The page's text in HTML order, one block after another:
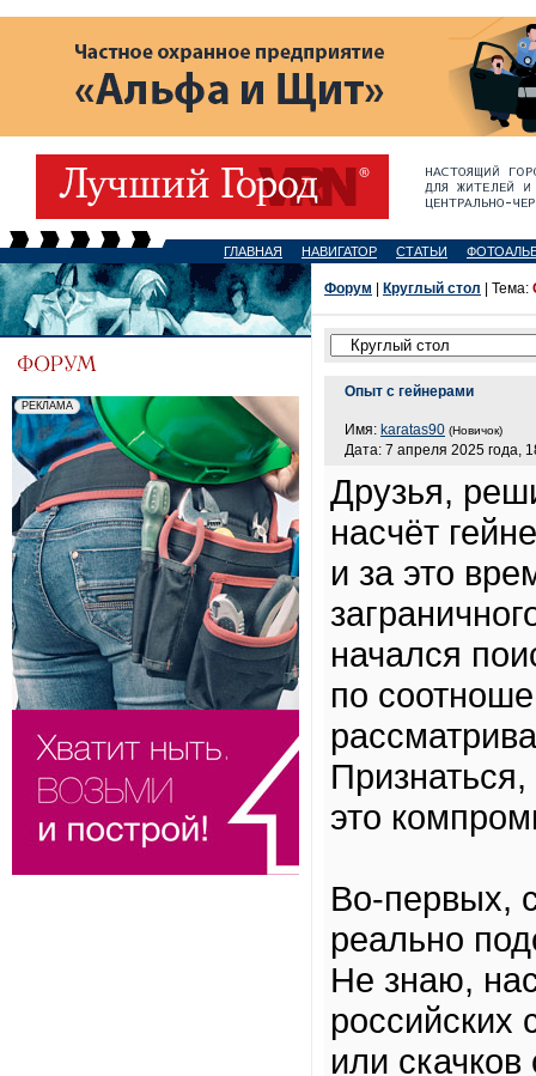
ГЛАВНАЯ НАВИГАТОР СТАТЬИ
Форум Круглый стол | Тема:
Опыт с гейнерами
Имя: karatas90 (Новичок)
Дата: 7 апреля 2025 года,
Друзья,
насчёт
и за это
начался
по
это
Во-первых,
реально
Не знаю,
российских
или